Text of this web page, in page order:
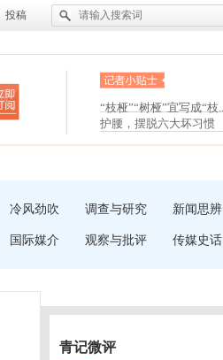
投稿
眼白变红或是结膜下出血
“枝桠”“树桠”宜写成“枝...
夏天缓解疲劳有三招
护腰，摆脱六大坏习惯
受伤了冰敷还是热敷
冷风劲吹 调查与研究 新闻思辨
国际媒介 观察与批评 传媒史话
青记微评